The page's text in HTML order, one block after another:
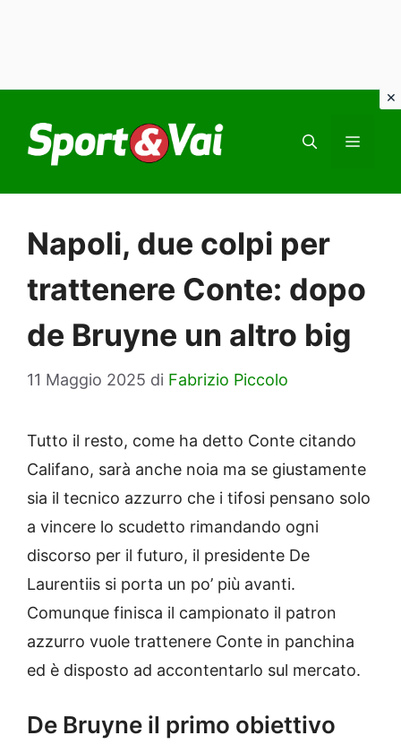
contenuto
Napoli, due colpi per
trattenere Conte: dopo
de Bruyne un altro big
11 Maggio 2025 di Fabrizio Piccolo
Tutto il resto, come ha detto Conte citando
Califano, sarà anche noia ma se giustamente
sia il tecnico azzurro che i tifosi pensano solo
a vincere lo scudetto rimandando ogni
discorso per il futuro, il presidente De
Laurentiis si porta un po’ più avanti.
Comunque finisca il campionato il patron
azzurro vuole trattenere Conte in panchina
ed è disposto ad accontentarlo sul mercato.
De Bruyne il primo obiettivo